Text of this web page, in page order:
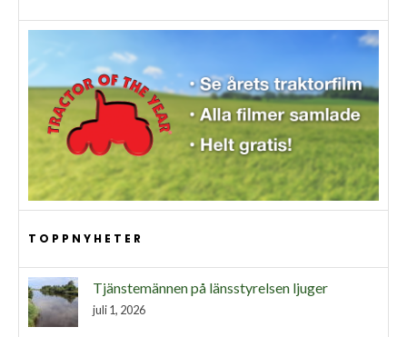
TOPPNYHETER
Tjänstemännen på länsstyrelsen ljuger
juli 1, 2026